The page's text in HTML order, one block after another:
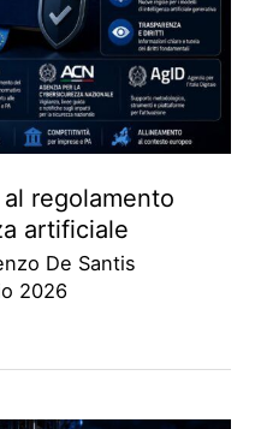
regolamento
artificiale
De Santis
2026